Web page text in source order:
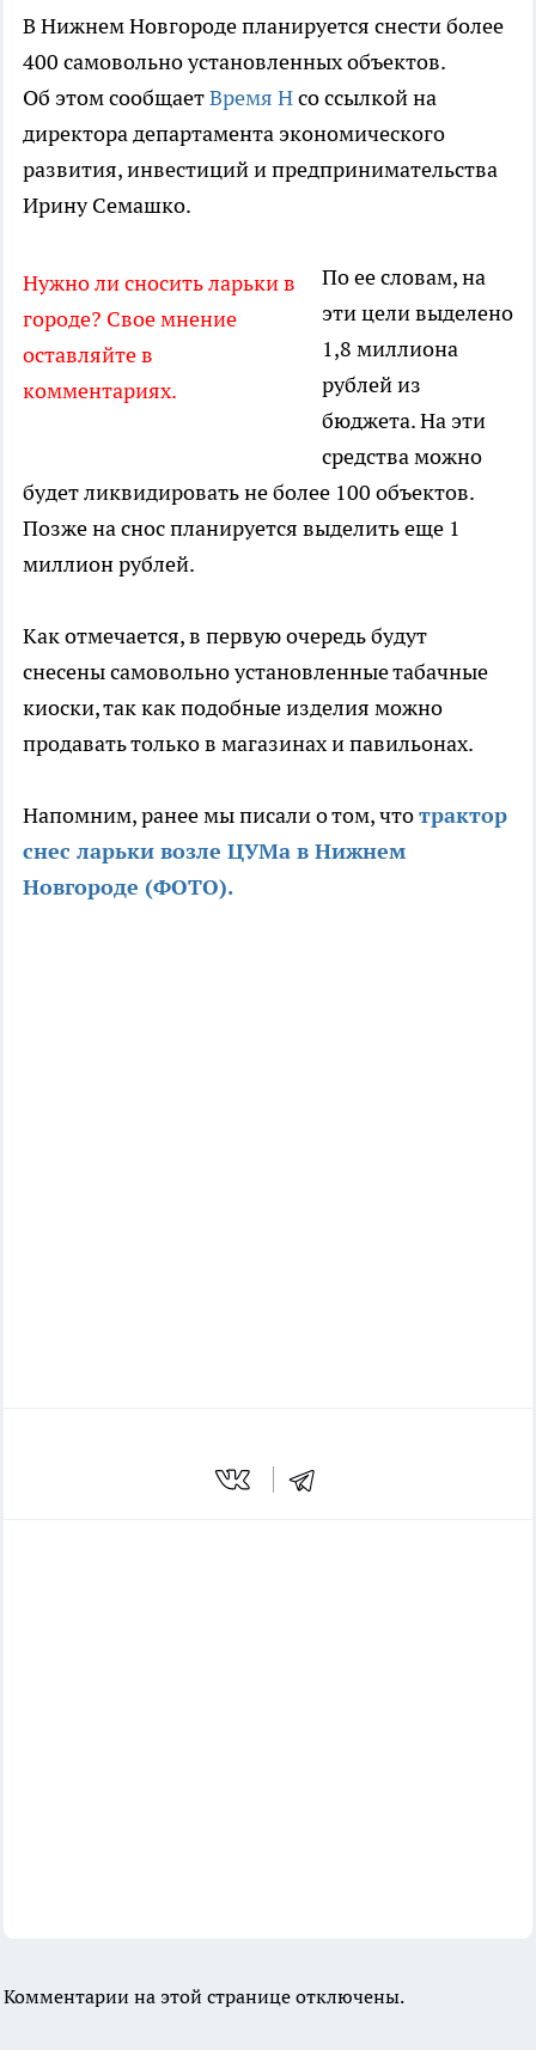
В Нижнем Новгороде планируется снести более
400 самовольно установленных объектов.
Об этом сообщаетВремя Нсо ссылкой на
директора департамента экономического
развития, инвестиций и предпринимательства
Ирину Семашко.
Нужно ли сносить ларьки в
городе? Свое мнение
оставляйте в
комментариях.
По ее словам, на
эти цели выделено
1,8 миллиона
рублей из
бюджета. На эти
средства можно
будет ликвидировать не более 100 объектов.
Позже на снос планируется выделить еще 1
миллион рублей.
Как отмечается, в первую очередь будут
снесены самовольно установленные табачные
киоски, так как подобные изделия можно
продавать только в магазинах и павильонах.
Напомним, ранее мы писали о том, чтотрактор
снес ларьки возле ЦУМа в Нижнем
Новгороде (ФОТО).
Комментарии на этой странице отключены.